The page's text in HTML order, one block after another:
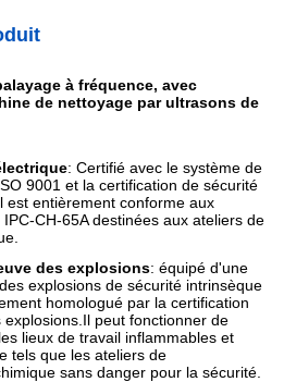
à fréquence, avec
de nettoyage par ultrasons de
: Certifié avec le système de
9001 et la certification de sécurité
est entièrement conforme aux
CH-65A destinées aux ateliers de
des explosions: équipé d'une
explosions de sécurité intrinsèque
homologué par la certification
explosions.Il peut fonctionner de
lieux de travail inflammables et
tels que les ateliers de
sans danger pour la sécurité.